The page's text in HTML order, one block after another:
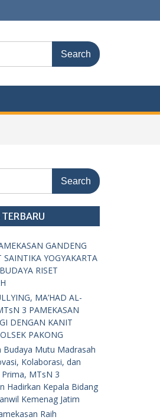
GANDENG
SAINTIKA YOGYAKARTA
RISET
MA’HAD AL-
3 PAMEKASAN
DENGAN KANIT
PAKONG
Budaya Mutu Madrasah
Kolaborasi, dan
Prima, MTsN 3
Hadirkan Kepala Bidang
Kemenag Jatim
Raih